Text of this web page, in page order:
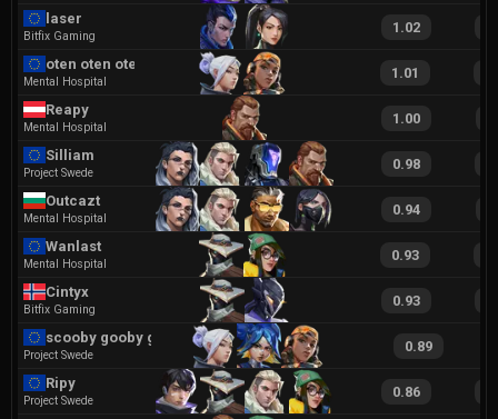
laser
Bitfix Gaming
1.02
oten oten oten
Mental Hospital
1.01
Reapy
Mental Hospital
1.00
Silliam
Project Swede
0.98
Outcazt
Mental Hospital
0.94
Wanlast
Mental Hospital
0.93
Cintyx
Bitfix Gaming
0.93
scooby gooby goo
Project Swede
0.89
Ripy
Project Swede
0.86